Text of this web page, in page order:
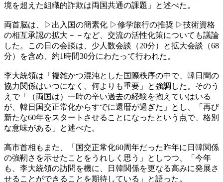
境を超えた組織的詐欺は両国共通の課題」と述べた。
両首脳は、▷出入国の簡素化 ▷修学旅行の推奨 ▷技術資格
の相互承認の拡大－－など、交流の活性化策についても議論
した。この日の会談は、少人数会談（20分）と拡大会談（68
分）を含め、約1時間30分にわたって行われた。
李大統領は「複雑かつ混沌とした国際秩序の中で、韓日間の
協力関係はいつになく、何よりも重要」と強調した。そのう
えで「（両国は）一時の辛い過去の経験を抱えていはいる
が、韓日国交正常化からすでに還暦が過ぎた」とし、「再び
新たな60年をスタートさせることになったという点で、格別
な意味がある」と述べた。
高市首相もまた、「国交正常化60周年だった昨年に日韓関係
の強靭さを示せたことをうれしく思う」としつつ、「今年
も、李大統領の訪問を機に、日韓関係を更なる高みに発展さ
せることができることを期待している」と語った。